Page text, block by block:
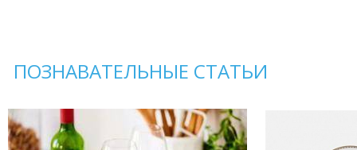
ПОЗНАВАТЕЛЬНЫЕ СТАТЬИ